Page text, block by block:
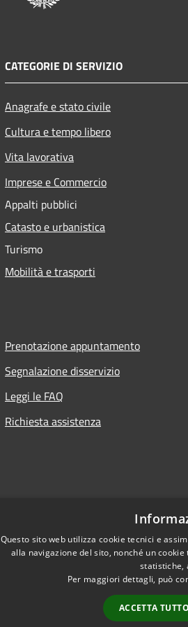
CATEGORIE DI SERVIZIO
Anagrafe e stato civile
Cultura e tempo libero
Vita lavorativa
Imprese e Commercio
Appalti pubblici
Catasto e urbanistica
Turismo
Mobilità e trasporti
Prenotazione appuntamento
Segnalazione disservizio
Leggi le FAQ
Richiesta assistenza
Questo sito web utilizza cookie tecnici e
alla navigazione del sito, nonché un
statistiche,
Per maggiori dettagli, può
ACCETTA TUTTO